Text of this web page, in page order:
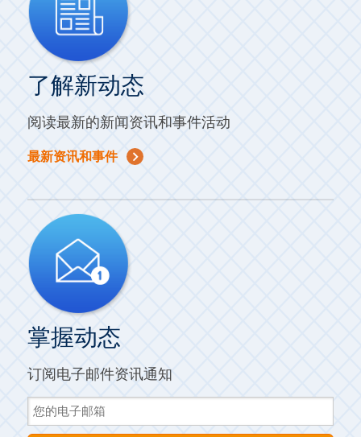
了解新动态
阅读最新的新闻资讯和事件活动
最新资讯和事件
掌握动态
订阅电子邮件资讯通知